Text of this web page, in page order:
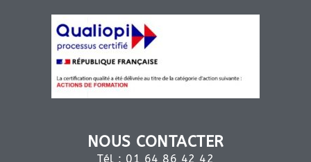
NOUS CONTACTER
Tél : 01 64 86 42 42